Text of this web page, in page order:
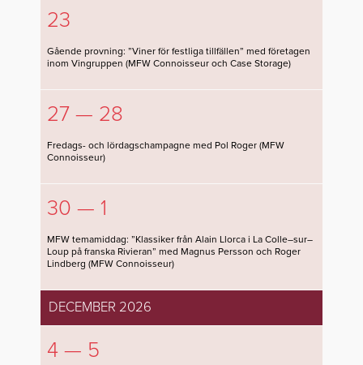
23
Gående provning: ”Viner för festliga tillfällen” med företagen
inom Vingruppen (MFW Connoisseur och Case Storage)
27 — 28
Fredags- och lördagschampagne med Pol Roger (MFW
Connoisseur)
30 — 1
MFW temamiddag: ”Klassiker från Alain Llorca i La Colle–sur–
Loup på franska Rivieran” med Magnus Persson och Roger
Lindberg (MFW Connoisseur)
DECEMBER 2026
4 — 5